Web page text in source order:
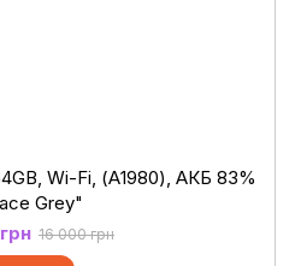
64GB, Wi-Fi, (А1980), АКБ 83%
Grey"
16 000 грн